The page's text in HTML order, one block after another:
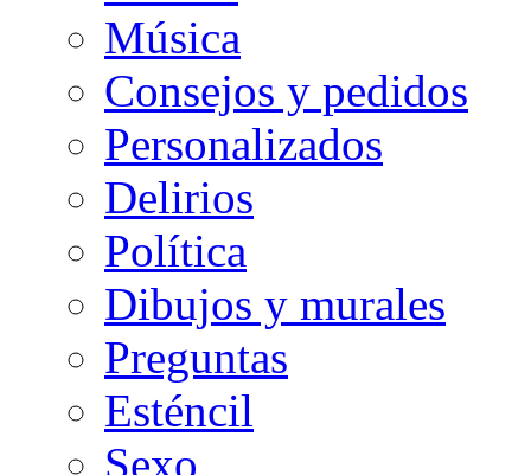
Música
Consejos y pedidos
Personalizados
Delirios
Política
Dibujos y murales
Preguntas
Esténcil
Sexo